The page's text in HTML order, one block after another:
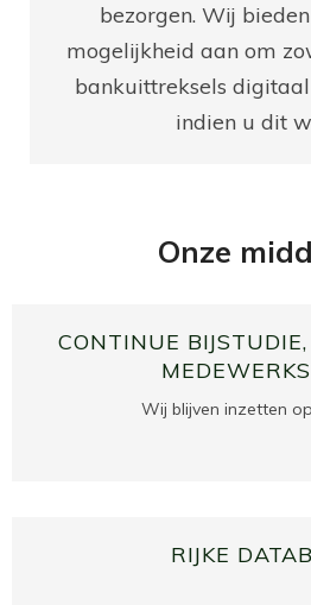
bezorgen. Wij
mogelijkheid aan om
bankuittreksels
indien u dit
Onze
CONTINUE
Wij blijven inzetten
RIJKE